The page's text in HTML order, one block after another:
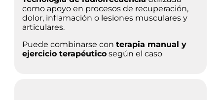
como apoyo en procesos de recuperación,
dolor, inflamación o lesiones musculares y
articulares.
Puede combinarse con terapia manual y
ejercicio terapéutico según el caso